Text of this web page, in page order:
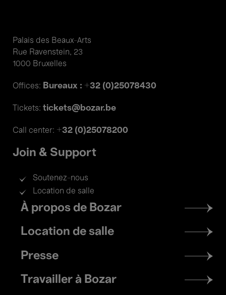
Palais des Beaux-Arts
Rue Ravenstein, 23
1000 Bruxelles
Offices: Bureaux : +32 (0)25078430
Tickets: tickets@bozar.be
Call center: +32 (0)25078200
Join & Support
Soutenez-nous
Location de salle
Footer
menu
À propos de Bozar
Location de salle
Presse
Travailler à Bozar